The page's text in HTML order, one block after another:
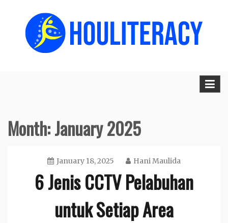
content
Month:January 2025
January 18, 2025 Hani Maulida
6 Jenis CCTV Pelabuhan
untuk Setiap Area